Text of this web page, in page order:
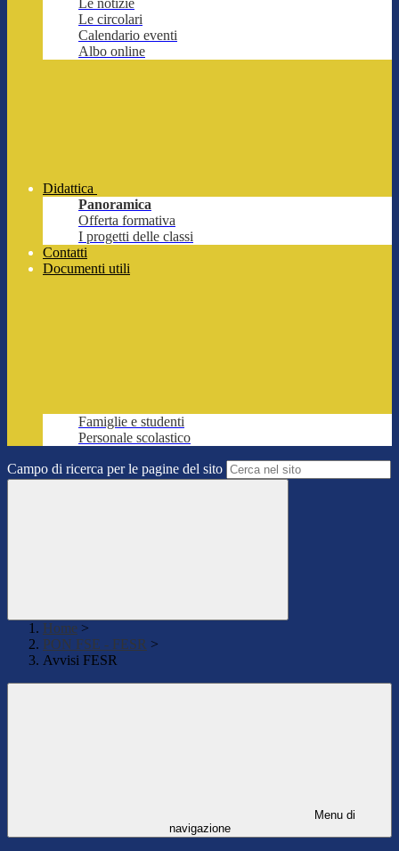
Le notizie
Le circolari
Calendario eventi
Albo online
Didattica
Panoramica
Offerta formativa
I progetti delle classi
Contatti
Documenti utili
Famiglie e studenti
Personale scolastico
Campo di ricerca per le pagine del sito
Home >
PON FSE - FESR >
Avvisi FESR
Menu di
navigazione